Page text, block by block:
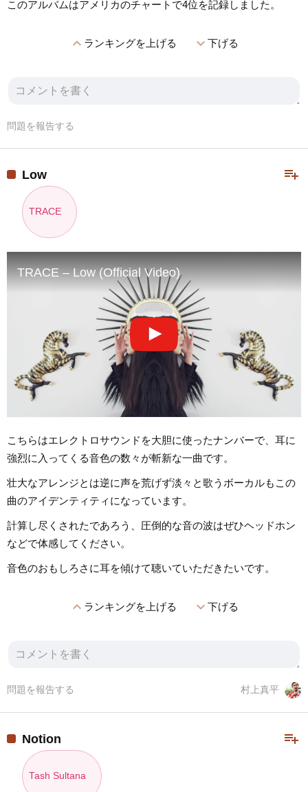
このアルバムはアメリカのチャートで4位を記録しました。
expand_lessランキングを上げる expand_more下げる
問題を報告する
playlist_add
Low
TRACE
TRACE – Low (Official Video)
こちらはエレクトロサウンドを大胆に使ったナンバーで、耳に
強烈に入ってくる音色の数々が斬新な一曲です。
壮大なアレンジとは逆に声を荒げず淡々と歌うボーカルもこの
曲のアイデンティティになっています。
計算し尽くされたであろう、圧倒的な音の波はぜひヘッドホン
などで体感してください。
音色のおもしろさに耳を傾けて聴いていただきたいです。
expand_lessランキングを上げる expand_more下げる
村上真平
問題を報告する
playlist_add
Notion
Tash Sultana